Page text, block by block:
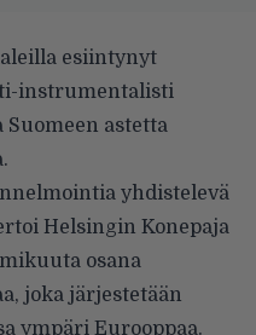
esiintynyt
instrumentalisti
Suomeen astetta
yhdistelevä
Helsingin Konepaja
osana
joka järjestetään
ympäri Eurooppaa.